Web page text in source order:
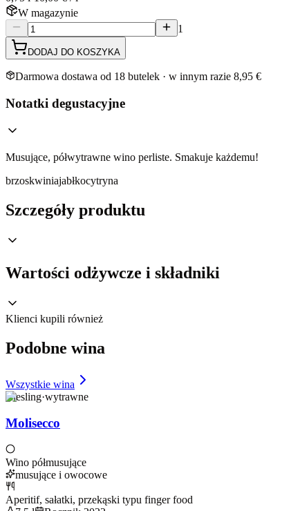
W magazynie
1
DODAJ DO KOSZYKA
Darmowa dostawa od 18 butelek · w innym razie 8,95 €
Notatki degustacyjne
Musujące, półwytrawne wino perliste. Smakuje każdemu!
brzoskwiniajabłkocytryna
Szczegóły produktu
Wartości odżywcze i składniki
Klienci kupili również
Podobne wina
Wszystkie wina
Riesling·wytrawne
Molisecco
Wino półmusujące
musujące i owocowe
Aperitif, sałatki, przekąski typu finger food